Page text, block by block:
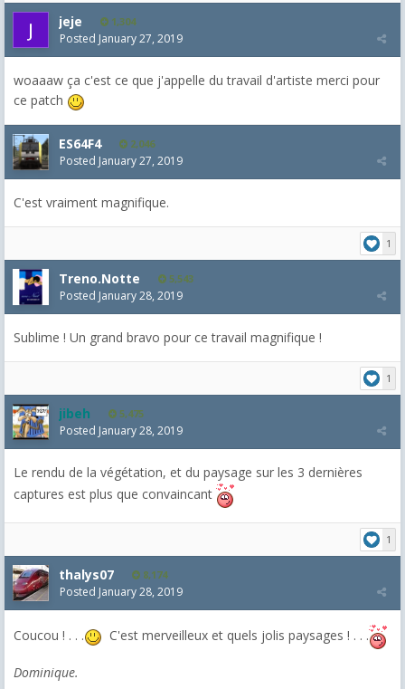
jeje 1,304
Posted January 27, 2019
woaaaw ça c'est ce que j'appelle du travail d'artiste merci pour
ce patch
ES64F4 2,046
Posted January 27, 2019
C'est vraiment magnifique.
1
Treno.Notte 5,543
Posted January 28, 2019
Sublime ! Un grand bravo pour ce travail magnifique !
1
jibeh 5,475
Posted January 28, 2019
Le rendu de la végétation, et du paysage sur les 3 dernières
captures est plus que convaincant
1
thalys07 8,174
Posted January 28, 2019
Coucou ! . . . C'est merveilleux et quels jolis paysages ! . . .
Dominique.